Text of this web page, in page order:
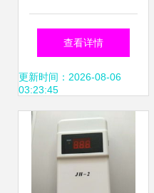
网 配电线路状态监
测系统必不可少
查看详情
更新时间：2026-08-06
03:23:45